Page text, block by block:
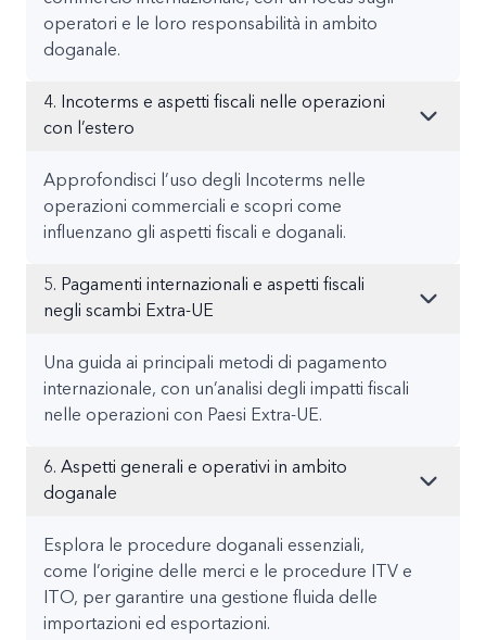
operatori e le loro responsabilità in ambito
doganale.
4. Incoterms e aspetti fiscali nelle operazioni
con l’estero
Approfondisci l’uso degli Incoterms nelle
operazioni commerciali e scopri come
influenzano gli aspetti fiscali e doganali.
5. Pagamenti internazionali e aspetti fiscali
negli scambi Extra-UE
Una guida ai principali metodi di pagamento
internazionale, con un’analisi degli impatti fiscali
nelle operazioni con Paesi Extra-UE.
6. Aspetti generali e operativi in ambito
doganale
Esplora le procedure doganali essenziali,
come l’origine delle merci e le procedure ITV e
ITO, per garantire una gestione fluida delle
importazioni ed esportazioni.